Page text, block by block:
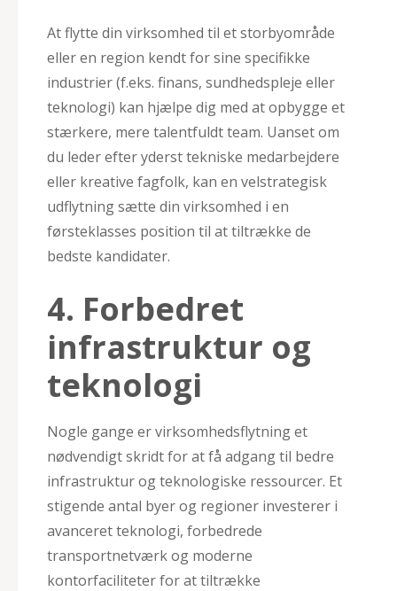
At flytte din virksomhed til et storbyområde
eller en region kendt for sine specifikke
industrier (f.eks. finans, sundhedspleje eller
teknologi) kan hjælpe dig med at opbygge et
stærkere, mere talentfuldt team. Uanset om
du leder efter yderst tekniske medarbejdere
eller kreative fagfolk, kan en velstrategisk
udflytning sætte din virksomhed i en
førsteklasses position til at tiltrække de
bedste kandidater.
4. Forbedret
infrastruktur og
teknologi
Nogle gange er virksomhedsflytning et
nødvendigt skridt for at få adgang til bedre
infrastruktur og teknologiske ressourcer. Et
stigende antal byer og regioner investerer i
avanceret teknologi, forbedrede
transportnetværk og moderne
kontorfaciliteter for at tiltrække